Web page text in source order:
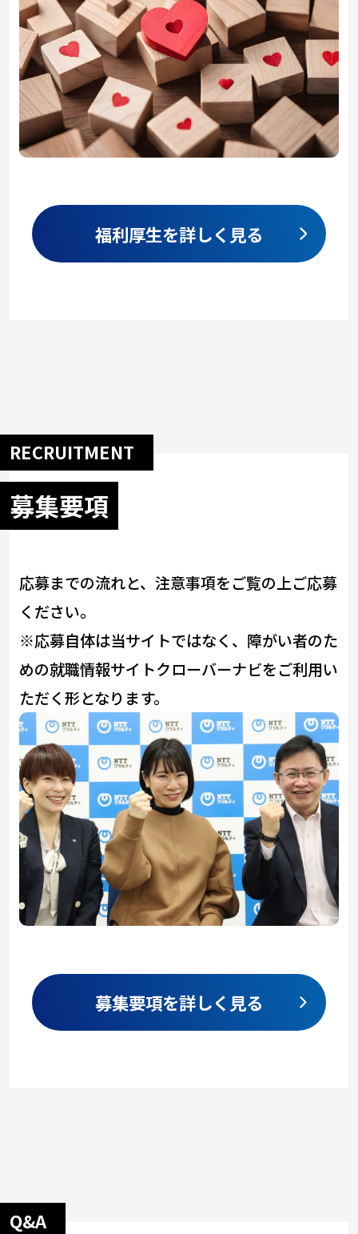
福利厚生を詳しく見る
RECRUITMENT
募集要項
募集要項を詳しく見る
応募までの流れと、注意事項をご覧の上ご応募
ください。
※応募自体は当サイトではなく、障がい者のた
めの就職情報サイトクローバーナビをご利用い
ただく形となります。
Q&A